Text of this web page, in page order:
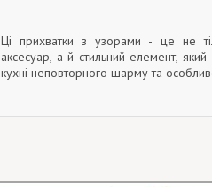
Ці прихватки з узорами - це не
аксесуар, а й стильний елемент,
кухні неповторного шарму та